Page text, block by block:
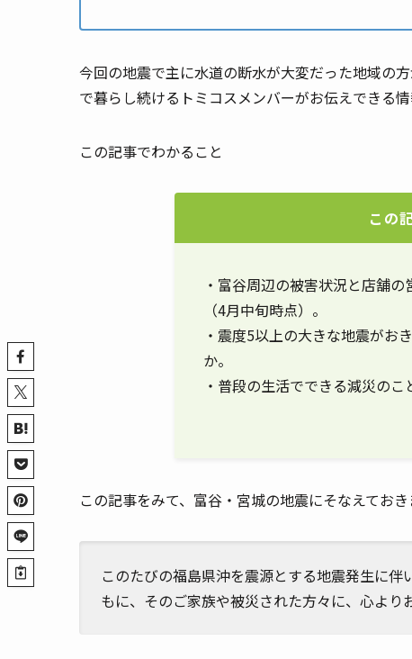
今回の地震で主に水道の断水が大変だった地域の
で暮らし続けるトミコスメンバーがお伝えできる情
この記事でわかること
この
・富谷周辺の被害状況と店舗の
（4月中旬時点）。
・震度5以上の大きな地震がお
か。
・普段の生活でできる減災のこ
この記事をみて、富谷・宮城の地震にそなえておき
このたびの福島県沖を震源とする地震発生に
もに、そのご家族や被災された方々に、心より